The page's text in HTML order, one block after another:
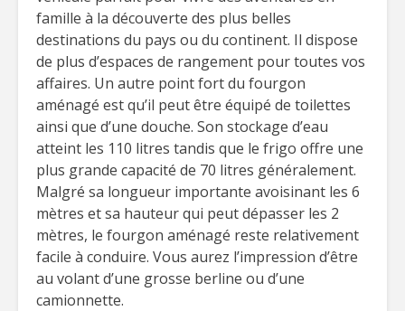
famille à la découverte des plus belles
destinations du pays ou du continent. Il dispose
de plus d’espaces de rangement pour toutes vos
affaires. Un autre point fort du fourgon
aménagé est qu’il peut être équipé de toilettes
ainsi que d’une douche. Son stockage d’eau
atteint les 110 litres tandis que le frigo offre une
plus grande capacité de 70 litres généralement.
Malgré sa longueur importante avoisinant les 6
mètres et sa hauteur qui peut dépasser les 2
mètres, le fourgon aménagé reste relativement
facile à conduire. Vous aurez l’impression d’être
au volant d’une grosse berline ou d’une
camionnette.